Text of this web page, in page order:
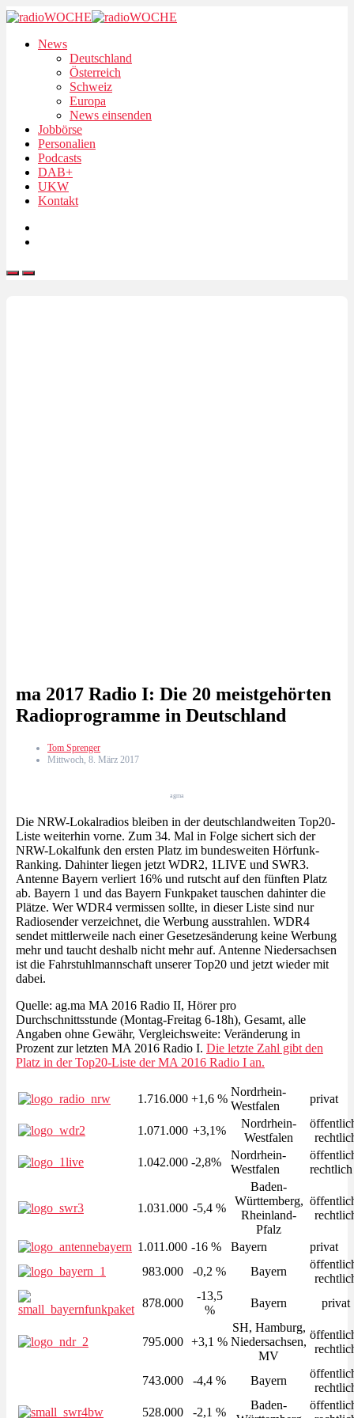
News
Deutschland
Österreich
Schweiz
Europa
News einsenden
Jobbörse
Personalien
Podcasts
DAB+
UKW
Kontakt
ma 2017 Radio I: Die 20 meistgehörten
Radioprogramme in Deutschland
Tom Sprenger
Mittwoch, 8. März 2017
agma
Die NRW-Lokalradios bleiben in der deutschlandweiten Top20-
Liste weiterhin vorne. Zum 34. Mal in Folge sichert sich der
NRW-Lokalfunk den ersten Platz im bundesweiten Hörfunk-
Ranking. Dahinter liegen jetzt WDR2, 1LIVE und SWR3.
Antenne Bayern verliert 16% und rutscht auf den fünften Platz
ab. Bayern 1 und das Bayern Funkpaket tauschen dahinter die
Plätze. Wer WDR4 vermissen sollte, in dieser Liste sind nur
Radiosender verzeichnet, die Werbung ausstrahlen. WDR4
sendet mittlerweile nach einer Gesetzesänderung keine Werbung
mehr und taucht deshalb nicht mehr auf. Antenne Niedersachsen
ist die Fahrstuhlmannschaft unserer Top20 und jetzt wieder mit
dabei.
Quelle: ag.ma MA 2016 Radio II, Hörer pro
Durchschnittsstunde (Montag-Freitag 6-18h), Gesamt, alle
Angaben ohne Gewähr, Vergleichsweite: Veränderung in
Prozent zur letzten MA 2016 Radio I. Die letzte Zahl gibt den
Platz in der Top20-Liste der MA 2016 Radio I an.
1.716.000 +1,6 %
Nordrhein-
Westfalen
privat
1.071.000 +3,1%
Nordrhein-
Westfalen
1.042.000 -2,8%
Nordrhein-
Westfalen
rechtlich
1.031.000 -5,4 %
Baden-
Württemberg,
Rheinland-
Pfalz
1.011.000 -16 % Bayern
privat
983.000
-0,2 % Bayern
878.000
-13,5
%
Bayern privat
795.000 +3,1 %
SH, Hamburg,
Niedersachsen,
MV
743.000 -4,4 % Bayern
528.000
-2,1 %
Baden-